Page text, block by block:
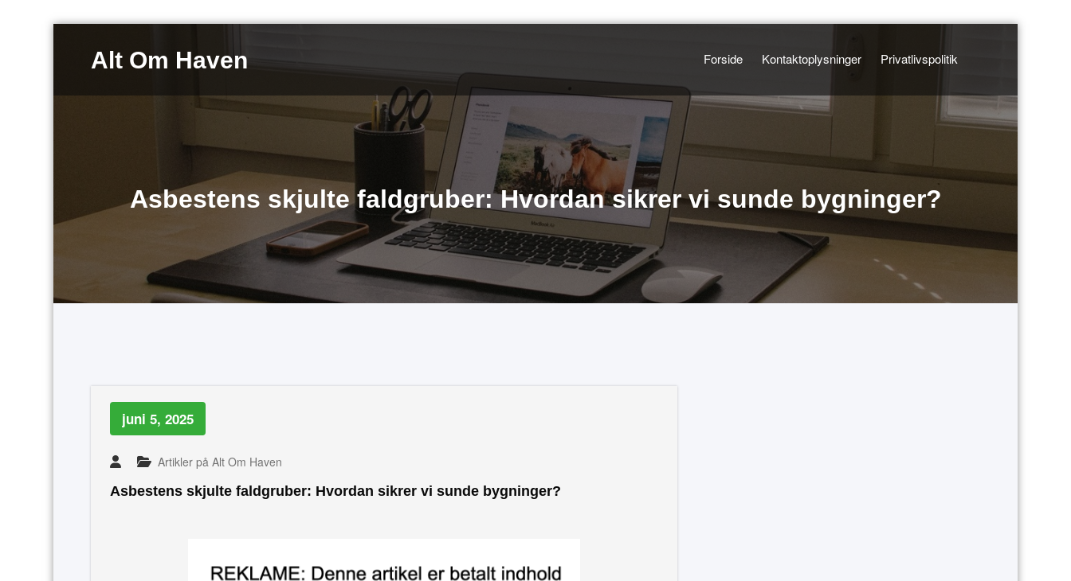
indholdAlt Om Haven Forside Kontaktoplysninger Privatlivspolitik
Asbestens skjulte faldgruber: Hvordan sikrer vi sunde bygninger?
juni 5, 2025
Artikler på Alt Om Haven
Asbestens skjulte faldgruber: Hvordan sikrer vi sunde bygninger?